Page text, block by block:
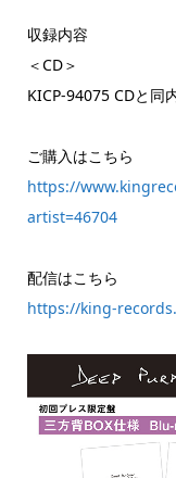
収録内容
＜CD＞
KICP-94075 CDと同
ご購入はこちら
https://
artist=46704
配信はこちら
https://king-